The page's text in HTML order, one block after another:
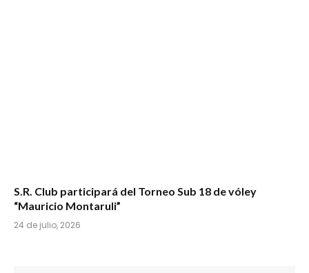
S.R. Club participará del Torneo Sub 18 de vóley
“Mauricio Montaruli”
24 de julio, 2026